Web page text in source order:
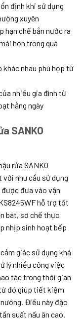
định khi sử dụng
xuyên
hạn chế bắn nước ra
hơn trong quá
nhau phù hợp từ
nhiều gia đình từ
hằng ngày
SANKO
rửa SANKO
nhu cầu sử dụng
được đưa vào vận
hỗ trợ tốt
bát, sơ chế thực
nhịp sinh hoạt bếp
giác sử dụng khá
lý nhiều công việc
tác trong thời gian
đó giúp tiết kiệm
Điều này đặc
suất nấu ăn cao.